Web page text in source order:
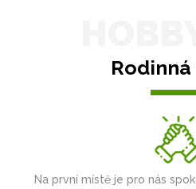
Na první místě je pro nás